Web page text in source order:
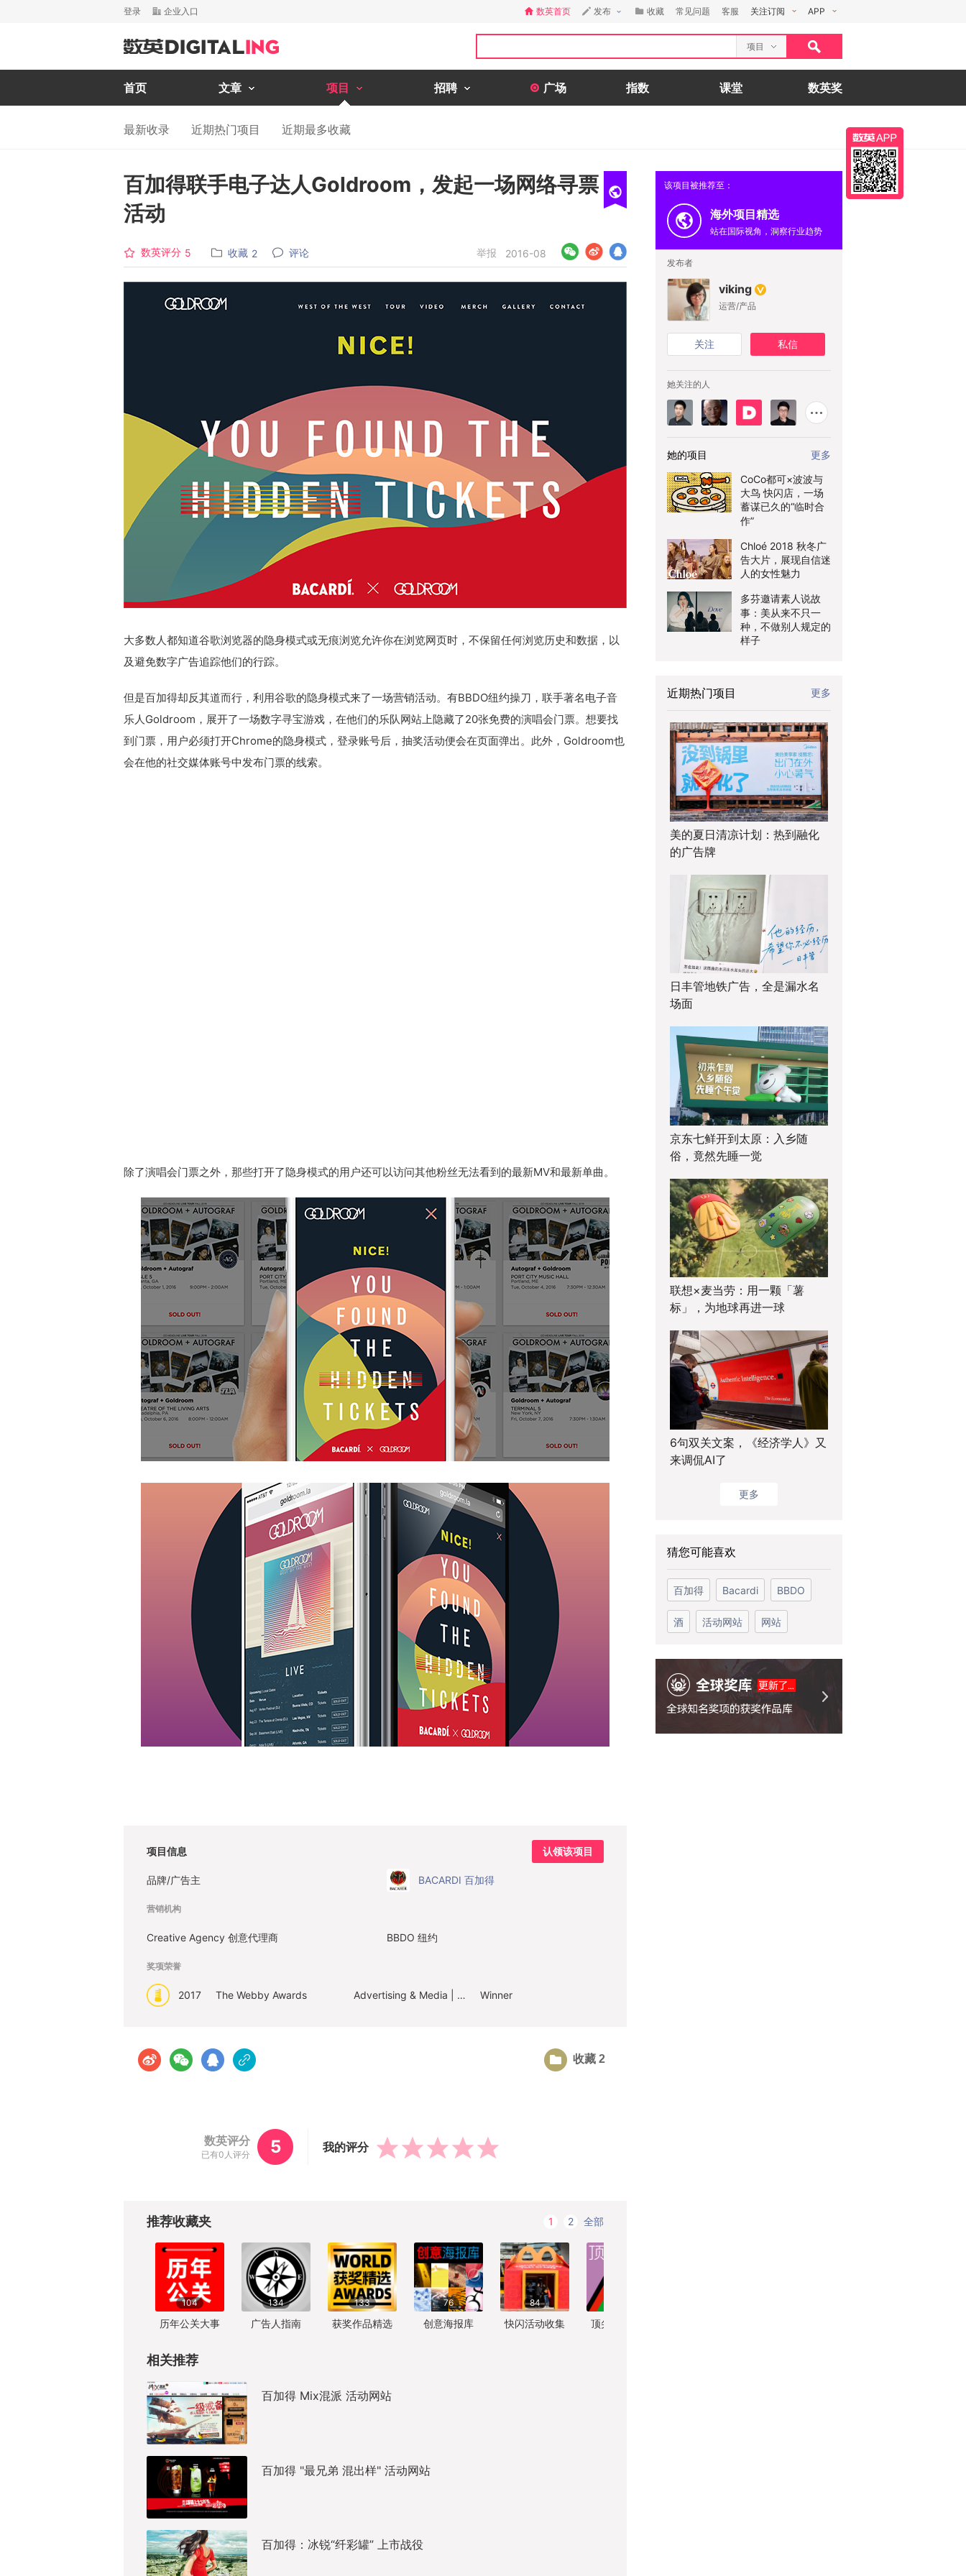
登录 企业入口 数英首页 发布 收藏 常见问题 客服 关注订阅 APP
项目
首页 文章 项目 招聘 广场 指数 课堂 数英奖
最新收录 近期热门项目 近期最多收藏
百加得联手电子达人Goldroom，发起一场网络寻票
活动
数英评分 5 收藏 2 评论 举报 2016-08
大多数人都知道谷歌浏览器的隐身模式或无痕浏览允许你在浏览网页时，不保留任何浏览历史和数据，以
及避免数字广告追踪他们的行踪。
但是百加得却反其道而行，利用谷歌的隐身模式来了一场营销活动。有BBDO纽约操刀，联手著名电子音
乐人Goldroom，展开了一场数字寻宝游戏，在他们的乐队网站上隐藏了20张免费的演唱会门票。想要找
到门票，用户必须打开Chrome的隐身模式，登录账号后，抽奖活动便会在页面弹出。此外，Goldroom也
会在他的社交媒体账号中发布门票的线索。
除了演唱会门票之外，那些打开了隐身模式的用户还可以访问其他粉丝无法看到的最新MV和最新单曲。
项目信息 认领该项目
品牌/广告主 BACARDI 百加得
营销机构
Creative Agency 创意代理商 BBDO 纽约
奖项荣誉
2017 The Webby Awards Advertising & Media | Online Guerrilla & Innovation Winner
收藏 2
数英评分
已有0人评分 5 我的评分
推荐收藏夹 1 2 全部
104
历年公关大事
134
广告人指南
133
获奖作品精选
76
创意海报库
84
快闪活动收集 顶尖设计参考
相关推荐
百加得 Mix混派 活动网站
百加得 "最兄弟 混出样" 活动网站
百加得：冰锐“纤彩罐” 上市战役
该项目被推荐至：
海外项目精选
站在国际视角，洞察行业趋势
发布者
viking
运营/产品
关注 私信
她关注的人
她的项目 更多
CoCo都可×波波与
大鸟 快闪店，一场
蓄谋已久的“临时合
作”
Chloé 2018 秋冬广
告大片，展现自信迷
人的女性魅力
多芬邀请素人说故
事：美从来不只一
种，不做别人规定的
样子
近期热门项目 更多
美的夏日清凉计划：热到融化
的广告牌
日丰管地铁广告，全是漏水名
场面
京东七鲜开到太原：入乡随
俗，竟然先睡一觉
联想×麦当劳：用一颗「薯
标」，为地球再进一球
6句双关文案，《经济学人》又
来调侃AI了
更多
猜您可能喜欢
百加得 Bacardi BBDO
酒 活动网站 网站